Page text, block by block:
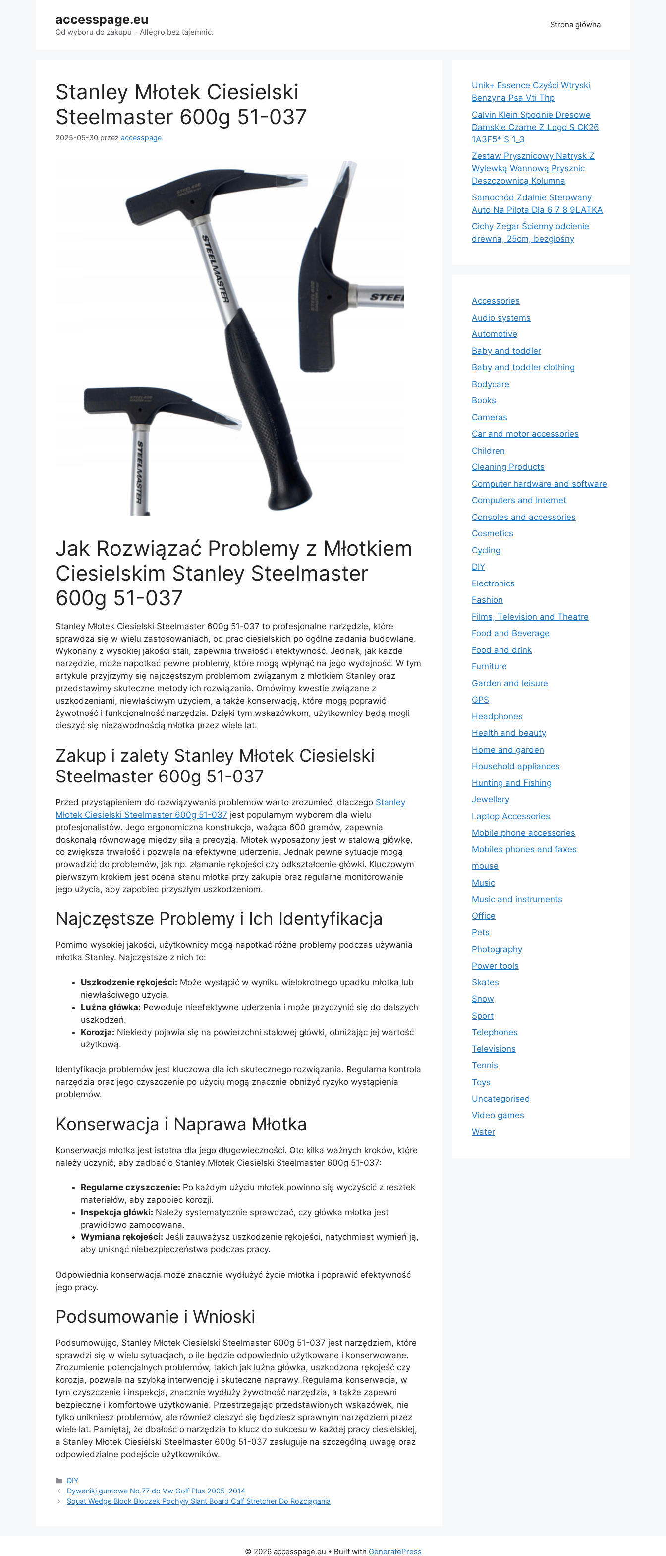
accesspage.eu
Od wyboru do zakupu – Allegro bez tajemnic.
Strona główna
Stanley Młotek Ciesielski
Steelmaster 600g 51-037
2025-05-30 przez accesspage
Jak Rozwiązać Problemy z Młotkiem
Ciesielskim Stanley Steelmaster
600g 51-037
Stanley Młotek Ciesielski Steelmaster 600g 51-037 to profesjonalne narzędzie, które
sprawdza się w wielu zastosowaniach, od prac ciesielskich po ogólne zadania budowlane.
Wykonany z wysokiej jakości stali, zapewnia trwałość i efektywność. Jednak, jak każde
narzędzie, może napotkać pewne problemy, które mogą wpłynąć na jego wydajność. W tym
artykule przyjrzymy się najczęstszym problemom związanym z młotkiem Stanley oraz
przedstawimy skuteczne metody ich rozwiązania. Omówimy kwestie związane z
uszkodzeniami, niewłaściwym użyciem, a także konserwacją, które mogą poprawić
żywotność i funkcjonalność narzędzia. Dzięki tym wskazówkom, użytkownicy będą mogli
cieszyć się niezawodnością młotka przez wiele lat.
Zakup i zalety Stanley Młotek Ciesielski
Steelmaster 600g 51-037
Przed przystąpieniem do rozwiązywania problemów warto zrozumieć, dlaczego Stanley
Młotek Ciesielski Steelmaster 600g 51-037 jest popularnym wyborem dla wielu
profesjonalistów. Jego ergonomiczna konstrukcja, ważąca 600 gramów, zapewnia
doskonałą równowagę między siłą a precyzją. Młotek wyposażony jest w stalową główkę,
co zwiększa trwałość i pozwala na efektywne uderzenia. Jednak pewne sytuacje mogą
prowadzić do problemów, jak np. złamanie rękojeści czy odkształcenie główki. Kluczowym
pierwszym krokiem jest ocena stanu młotka przy zakupie oraz regularne monitorowanie
jego użycia, aby zapobiec przyszłym uszkodzeniom.
Najczęstsze Problemy i Ich Identyfikacja
Pomimo wysokiej jakości, użytkownicy mogą napotkać różne problemy podczas używania
młotka Stanley. Najczęstsze z nich to:
Uszkodzenie rękojeści: Może wystąpić w wyniku wielokrotnego upadku młotka lub
niewłaściwego użycia.
Luźna główka: Powoduje nieefektywne uderzenia i może przyczynić się do dalszych
uszkodzeń.
Korozja: Niekiedy pojawia się na powierzchni stalowej główki, obniżając jej wartość
użytkową.
Identyfikacja problemów jest kluczowa dla ich skutecznego rozwiązania. Regularna kontrola
narzędzia oraz jego czyszczenie po użyciu mogą znacznie obniżyć ryzyko wystąpienia
problemów.
Konserwacja i Naprawa Młotka
Konserwacja młotka jest istotna dla jego długowieczności. Oto kilka ważnych kroków, które
należy uczynić, aby zadbać o Stanley Młotek Ciesielski Steelmaster 600g 51-037:
Regularne czyszczenie: Po każdym użyciu młotek powinno się wyczyścić z resztek
materiałów, aby zapobiec korozji.
Inspekcja główki: Należy systematycznie sprawdzać, czy główka młotka jest
prawidłowo zamocowana.
Wymiana rękojeści: Jeśli zauważysz uszkodzenie rękojeści, natychmiast wymień ją,
aby uniknąć niebezpieczeństwa podczas pracy.
Odpowiednia konserwacja może znacznie wydłużyć życie młotka i poprawić efektywność
jego pracy.
Podsumowanie i Wnioski
Podsumowując, Stanley Młotek Ciesielski Steelmaster 600g 51-037 jest narzędziem, które
sprawdzi się w wielu sytuacjach, o ile będzie odpowiednio użytkowane i konserwowane.
Zrozumienie potencjalnych problemów, takich jak luźna główka, uszkodzona rękojeść czy
korozja, pozwala na szybką interwencję i skuteczne naprawy. Regularna konserwacja, w
tym czyszczenie i inspekcja, znacznie wydłuży żywotność narzędzia, a także zapewni
bezpieczne i komfortowe użytkowanie. Przestrzegając przedstawionych wskazówek, nie
tylko unikniesz problemów, ale również cieszyć się będziesz sprawnym narzędziem przez
wiele lat. Pamiętaj, że dbałość o narzędzia to klucz do sukcesu w każdej pracy ciesielskiej,
a Stanley Młotek Ciesielski Steelmaster 600g 51-037 zasługuje na szczególną uwagę oraz
odpowiedzialne podejście użytkowników.
Kategorie
DIY
Dywaniki gumowe No.77 do Vw Golf Plus 2005-2014
Squat Wedge Block Bloczek Pochyły Slant Board Calf Stretcher Do Rozciągania
Unik+ Essence Czyści Wtryski
Benzyna Psa Vti Thp
Calvin Klein Spodnie Dresowe
Damskie Czarne Z Logo S CK26
1A3F5* S 1_3
Zestaw Prysznicowy Natrysk Z
Wylewką Wannową Prysznic
Deszczownicą Kolumna
Samochód Zdalnie Sterowany
Auto Na Pilota Dla 6 7 8 9LATKA
Cichy Zegar Ścienny odcienie
drewna, 25cm, bezgłośny
Accessories
Audio systems
Automotive
Baby and toddler
Baby and toddler clothing
Bodycare
Books
Cameras
Car and motor accessories
Children
Cleaning Products
Computer hardware and software
Computers and Internet
Consoles and accessories
Cosmetics
Cycling
DIY
Electronics
Fashion
Films, Television and Theatre
Food and Beverage
Food and drink
Furniture
Garden and leisure
GPS
Headphones
Health and beauty
Home and garden
Household appliances
Hunting and Fishing
Jewellery
Laptop Accessories
Mobile phone accessories
Mobiles phones and faxes
mouse
Music
Music and instruments
Office
Pets
Photography
Power tools
Skates
Snow
Sport
Telephones
Televisions
Tennis
Toys
Uncategorised
Video games
Water
© 2026 accesspage.eu • Built with GeneratePress